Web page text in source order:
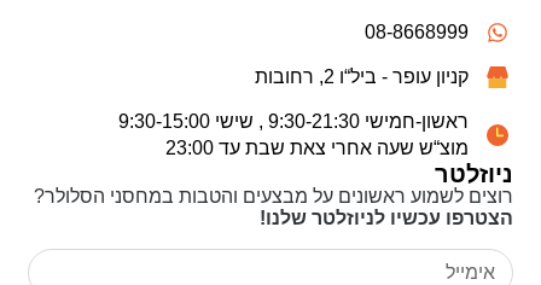
ניוזלטר
רוצים לשמוע ראשונים על מבצעים והטבות במחסני הסלולר?
הצטרפו עכשיו לניוזלטר שלנו!
08-8668999
קניון עופר - ביל“ו 2, רחובות
ראשון-חמישי 9:30-21:30 , שישי 9:30-15:00
מוצ“ש שעה אחרי צאת שבת עד 23:00